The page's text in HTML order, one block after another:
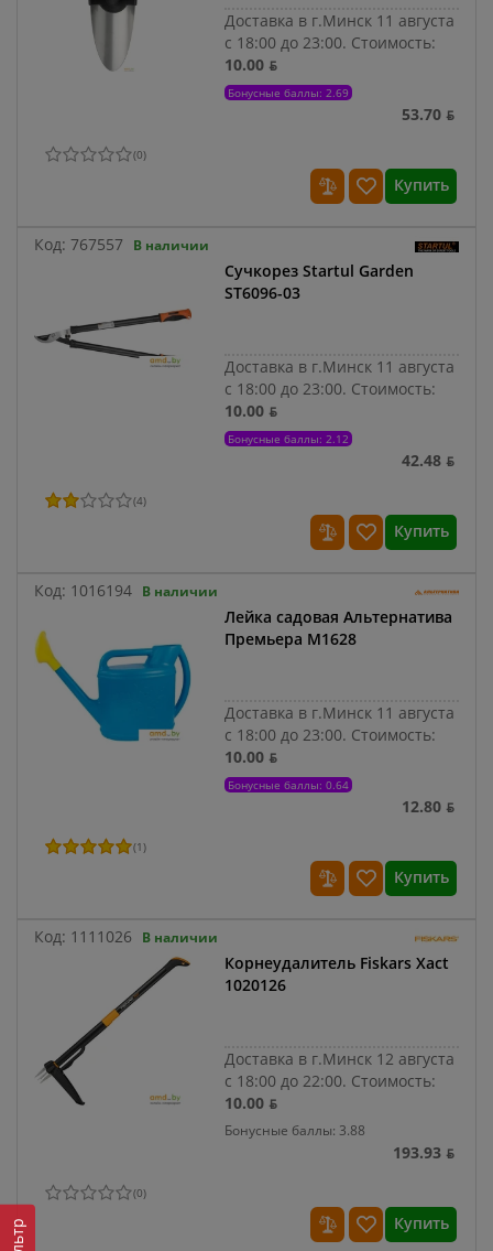
Доставка в г.Минск 11 августа
с 18:00 до 23:00. Стоимость:
10.00 ƃ
Бонусные баллы: 2.69
53.70 ƃ
(0)
Купить
Код: 767557 В наличии
Сучкорез Startul Garden
ST6096-03
Доставка в г.Минск 11 августа
с 18:00 до 23:00. Стоимость:
10.00 ƃ
Бонусные баллы: 2.12
42.48 ƃ
(4)
Купить
Код: 1016194 В наличии
Лейка садовая Альтернатива
Премьера М1628
Доставка в г.Минск 11 августа
с 18:00 до 23:00. Стоимость:
10.00 ƃ
Бонусные баллы: 0.64
12.80 ƃ
(1)
Купить
Код: 1111026 В наличии
Корнеудалитель Fiskars Xact
1020126
Доставка в г.Минск 12 августа
с 18:00 до 22:00. Стоимость:
10.00 ƃ
Бонусные баллы: 3.88
193.93 ƃ
(0)
Купить